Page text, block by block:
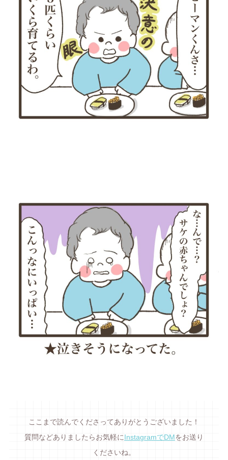
ここまで読んでくださってありがとうございました！
質問などありましたらお気軽に InstagramでDM をお送り
くださいね。